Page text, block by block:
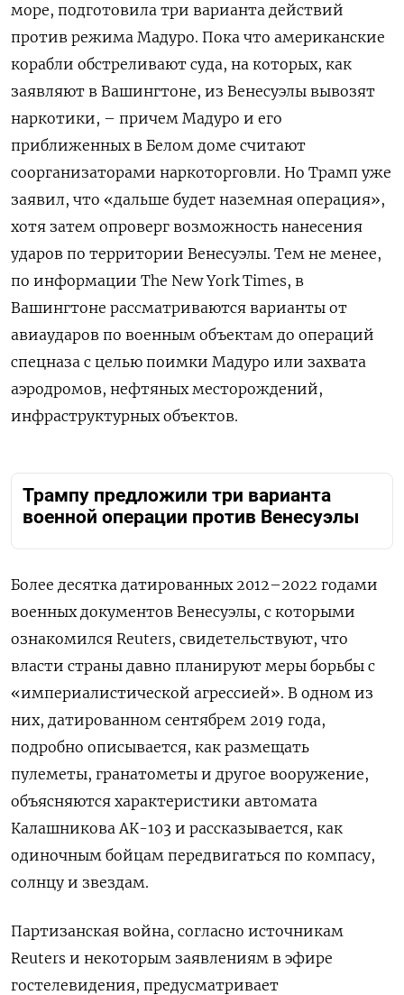
море, подготовила три варианта действий
против режима Мадуро. Пока что американские
корабли обстреливают суда, на которых, как
заявляют в Вашингтоне, из Венесуэлы вывозят
наркотики, – причем Мадуро и его
приближенных в Белом доме считают
соорганизаторами наркоторговли. Но Трамп уже
заявил, что «дальше будет наземная операция»,
хотя затем опроверг возможность нанесения
ударов по территории Венесуэлы. Тем не менее,
по информации The New York Times, в
Вашингтоне рассматриваются варианты от
авиаударов по военным объектам до операций
спецназа с целью поимки Мадуро или захвата
аэродромов, нефтяных месторождений,
инфраструктурных объектов.
Трампу предложили три варианта
военной операции против Венесуэлы
Более десятка датированных 2012–2022 годами
военных документов Венесуэлы, с которыми
ознакомился Reuters, свидетельствуют, что
власти страны давно планируют меры борьбы с
«империалистической агрессией». В одном из
них, датированном сентябрем 2019 года,
подробно описывается, как размещать
пулеметы, гранатометы и другое вооружение,
объясняются характеристики автомата
Калашникова АК-103 и рассказывается, как
одиночным бойцам передвигаться по компасу,
солнцу и звездам.
Партизанская война, согласно источникам
Reuters и некоторым заявлениям в эфире
гостелевидения, предусматривает